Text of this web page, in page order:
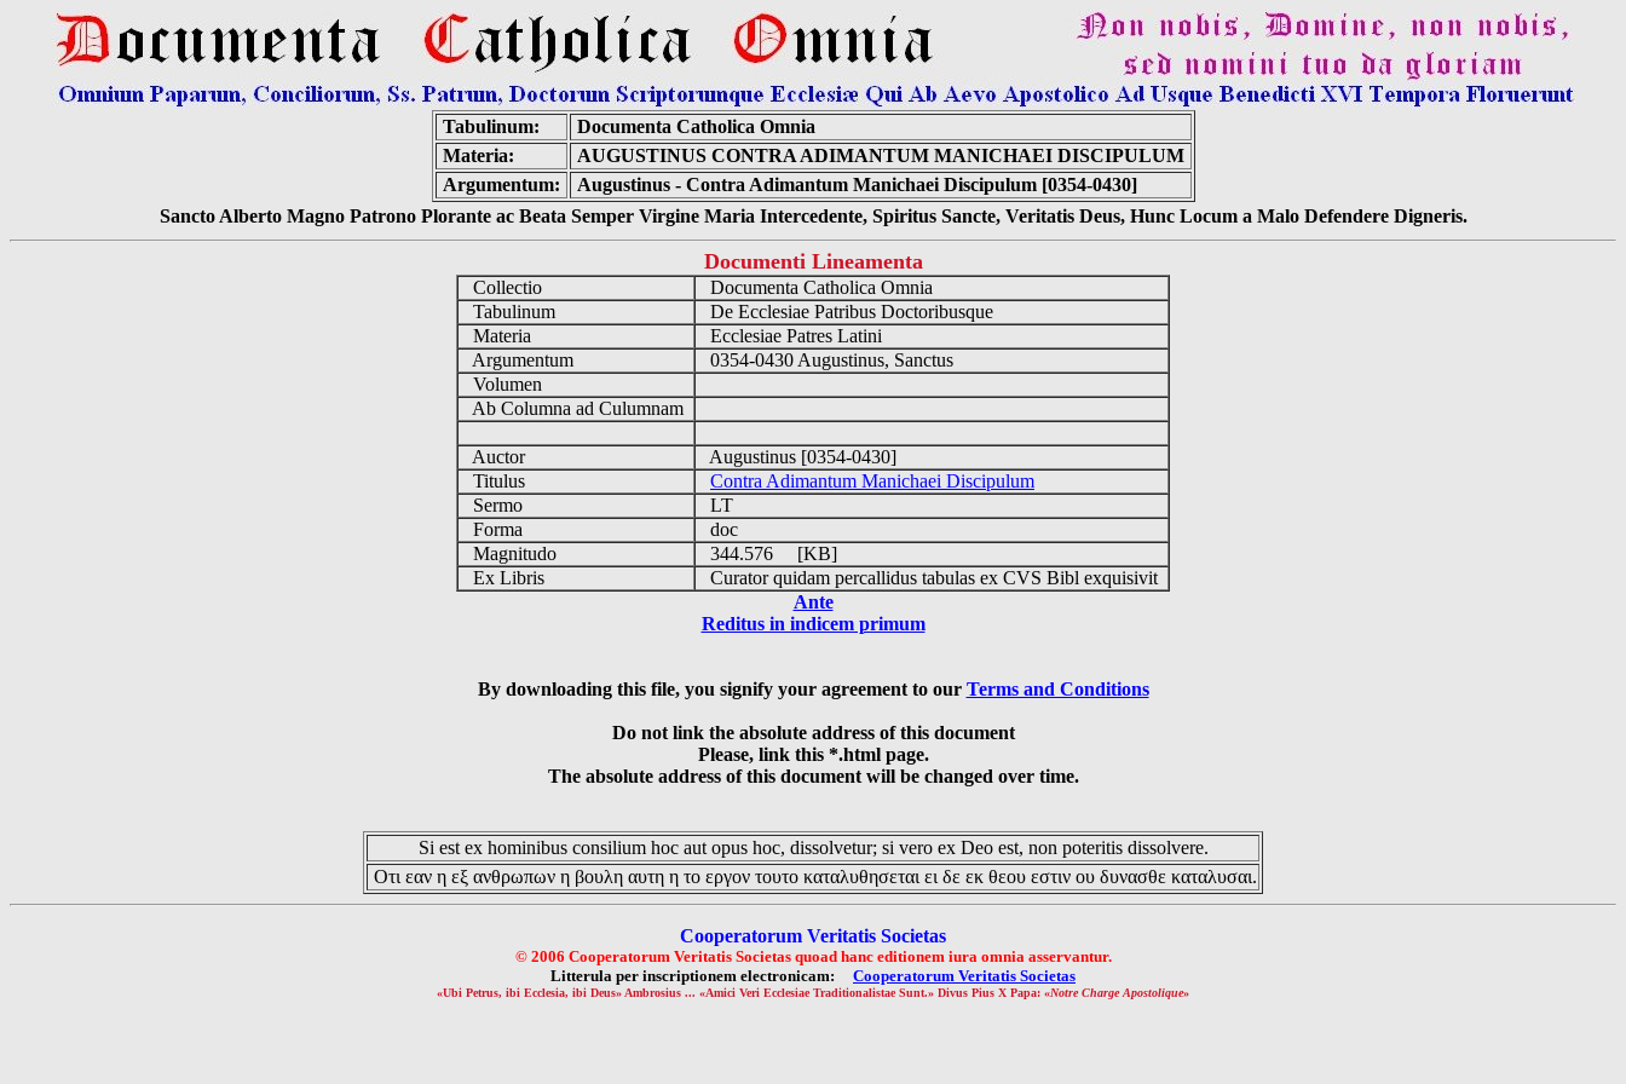
Tabulinum:
Documenta Catholica Omnia
Materia:
AUGUSTINUS CONTRA ADIMANTUM MANICHAEI DISCIPULUM
Argumentum:
Augustinus - Contra Adimantum Manichaei Discipulum [0354-0430]
Sancto Alberto Magno Patrono Plorante ac Beata Semper Virgine Maria Intercedente, Spiritus Sancte, Veritatis Deus, Hunc Locum a Malo Defendere Digneris.
Documenti Lineamenta
Collectio
Documenta Catholica Omnia
Tabulinum
De Ecclesiae Patribus Doctoribusque
Materia
Ecclesiae Patres Latini
Argumentum
0354-0430 Augustinus, Sanctus
Volumen
Ab Columna ad Culumnam
Auctor
Augustinus [0354-0430]
Titulus
Contra Adimantum Manichaei Discipulum
Sermo
LT
Forma
doc
Magnitudo
344.576 [KB]
Ex Libris
Curator quidam percallidus tabulas ex CVS Bibl exquisivit
Ante
Reditus in indicem primum
By downloading this file, you signify your agreement to our Terms and Conditions
Do not link the absolute address of this document
Please, link this *.html page.
The absolute address of this document will be changed over time.
Si est ex hominibus consilium hoc aut opus hoc, dissolvetur; si vero ex Deo est, non poteritis dissolvere.
Οτι εαν η εξ ανθρωπων η βουλη αυτη η το εργον τουτο καταλυθησεται ει δε εκ θεου εστιν ου δυνασθε καταλυσαι.
Cooperatorum Veritatis Societas
© 2006 Cooperatorum Veritatis Societas quoad hanc editionem iura omnia asservantur.
Litterula per inscriptionem electronicam: Cooperatorum Veritatis Societas
«Ubi Petrus, ibi Ecclesia, ibi Deus» Ambrosius ... «Amici Veri Ecclesiae Traditionalistae Sunt.» Divus Pius X Papa: «Notre Charge Apostolique»